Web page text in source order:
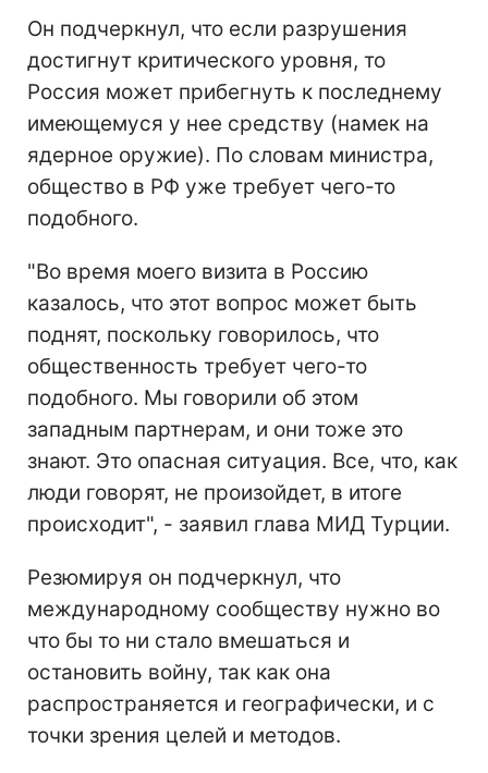
Он подчеркнул, что если разрушения
достигнут критического уровня, то
Россия может прибегнуть к последнему
имеющемуся у нее средству (намек на
ядерное оружие). По словам министра,
общество в РФ уже требует чего-то
подобного.
"Во время моего визита в Россию
казалось, что этот вопрос может быть
поднят, поскольку говорилось, что
общественность требует чего-то
подобного. Мы говорили об этом
западным партнерам, и они тоже это
знают. Это опасная ситуация. Все, что, как
люди говорят, не произойдет, в итоге
происходит", - заявил глава МИД Турции.
Резюмируя он подчеркнул, что
международному сообществу нужно во
что бы то ни стало вмешаться и
остановить войну, так как она
распространяется и географически, и с
точки зрения целей и методов.